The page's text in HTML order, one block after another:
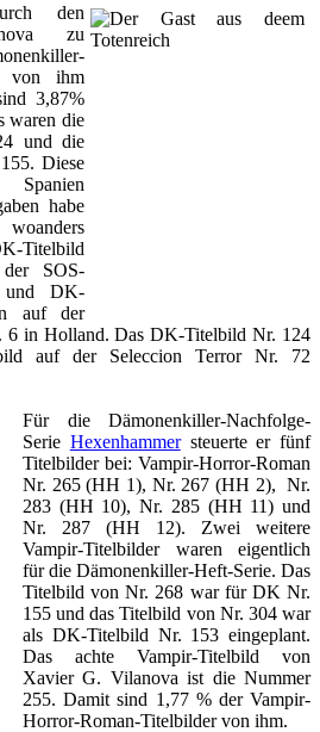
den
zu
von ihm
3,87%
waren die
und die
Diese
habe
Titelbild
SOS-
und DK-
auf der
6 in Holland. Das DK-Titelbild Nr. 124
auf der Seleccion Terror Nr. 72
Für die Dämonenkiller-Nachfolge-
Serie Hexenhammersteuerte er fünf
Titelbilder bei: Vampir-Horror-Roman
Nr. 265 (HH 1), Nr. 267 (HH 2), Nr.
283 (HH 10), Nr. 285 (HH 11) und
Nr. 287 (HH 12). Zwei weitere
Vampir-Titelbilder waren eigentlich
für die Dämonenkiller-Heft-Serie. Das
Titelbild von Nr. 268 war für DK Nr.
155 und das Titelbild von Nr. 304 war
als DK-Titelbild Nr. 153 eingeplant.
Das achte Vampir-Titelbild von
Xavier G. Vilanova ist die Nummer
255. Damit sind 1,77 % der Vampir-
Horror-Roman-Titelbilder von ihm.